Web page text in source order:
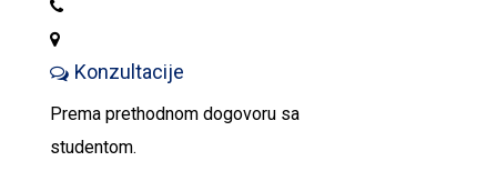
Konzultacije
Prema prethodnom dogovoru sa
studentom.